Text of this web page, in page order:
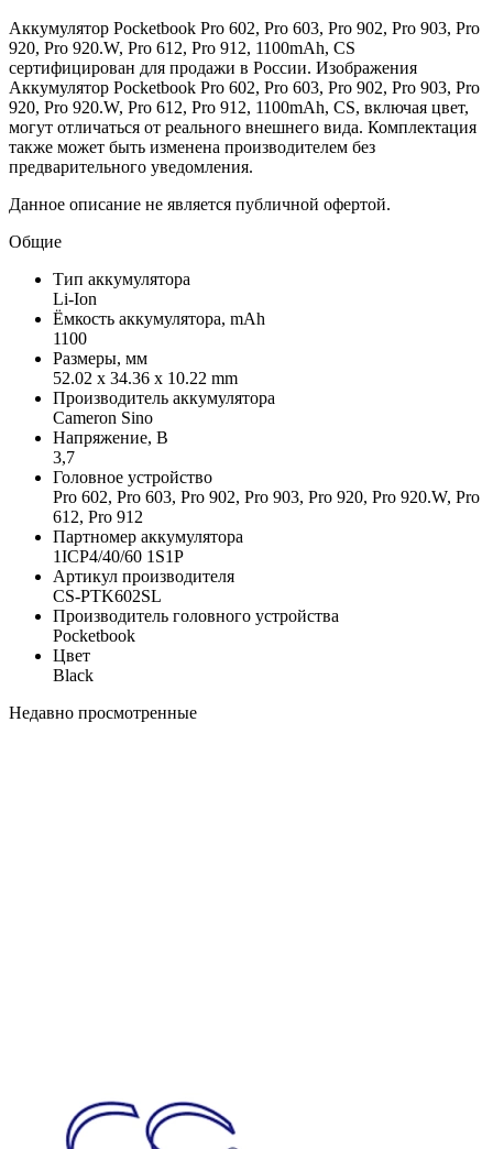
Аккумулятор Pocketbook Pro 602, Pro 603, Pro 902, Pro 903, Pro
920, Pro 920.W, Pro 612, Pro 912, 1100mAh, CS
сертифицирован для продажи в России. Изображения
Аккумулятор Pocketbook Pro 602, Pro 603, Pro 902, Pro 903, Pro
920, Pro 920.W, Pro 612, Pro 912, 1100mAh, CS, включая цвет,
могут отличаться от реального внешнего вида. Комплектация
также может быть изменена производителем без
предварительного уведомления.
Данное описание не является публичной офертой.
Общие
Тип аккумулятора
Li-Ion
Ёмкость аккумулятора, mAh
1100
Размеры, мм
52.02 x 34.36 x 10.22 mm
Производитель аккумулятора
Cameron Sino
Напряжение, В
3,7
Головное устройство
Pro 602, Pro 603, Pro 902, Pro 903, Pro 920, Pro 920.W, Pro
612, Pro 912
Партномер аккумулятора
1ICP4/40/60 1S1P
Артикул производителя
CS-PTK602SL
Производитель головного устройства
Pocketbook
Цвет
Black
Недавно просмотренные